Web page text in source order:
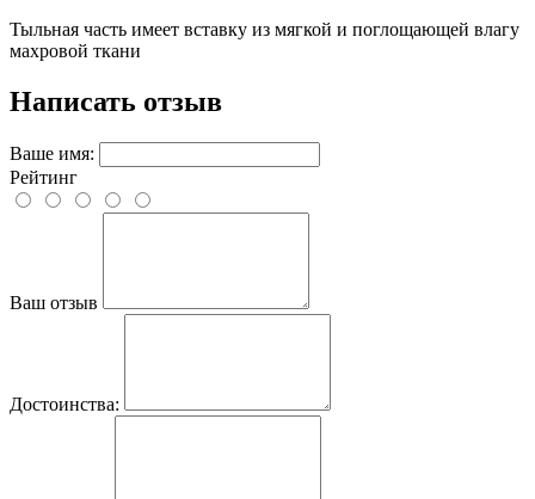
Тыльная часть имеет вставку из мягкой и поглощающей влагу
махровой ткани
Написать отзыв
Ваше имя:
Рейтинг
Ваш отзыв
Достоинства: